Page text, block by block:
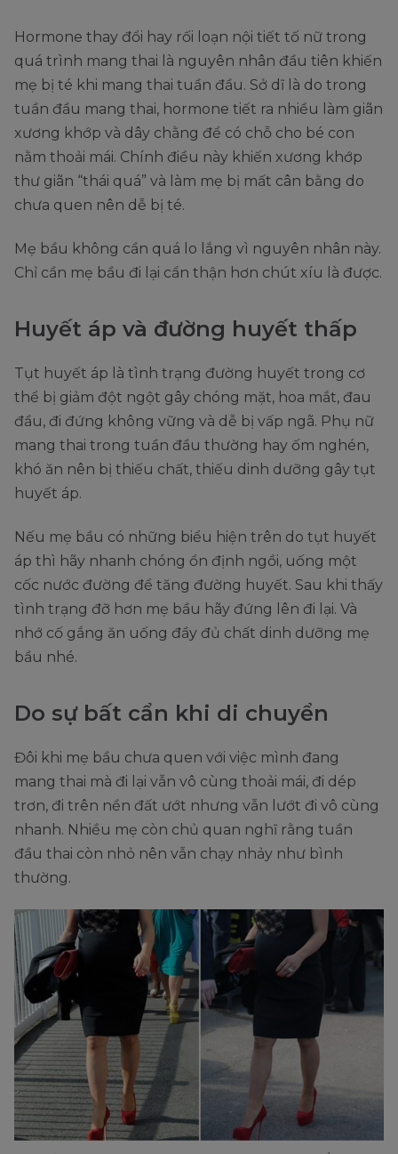
Hormone thay đổi hay rối loạn nội tiết tố nữ trong
quá trình mang thai là nguyên nhân đầu tiên khiến
mẹ bị té khi mang thai tuần đầu. Sở dĩ là do trong
tuần đầu mang thai, hormone tiết ra nhiều làm giãn
xương khớp và dây chằng để có chỗ cho bé con
nằm thoải mái. Chính điều này khiến xương khớp
thư giãn “thái quá” và làm mẹ bị mất cân bằng do
chưa quen nên dễ bị té.
Mẹ bầu không cần quá lo lắng vì nguyên nhân này.
Chỉ cần mẹ bầu đi lại cẩn thận hơn chút xíu là được.
Huyết áp và đường huyết thấp
Tụt huyết áp là tình trạng đường huyết trong cơ
thể bị giảm đột ngột gây chóng mặt, hoa mắt, đau
đầu, đi đứng không vững và dễ bị vấp ngã. Phụ nữ
mang thai trong tuần đầu thường hay ốm nghén,
khó ăn nên bị thiếu chất, thiếu dinh dưỡng gây tụt
huyết áp.
Nếu mẹ bầu có những biểu hiện trên do tụt huyết
áp thì hãy nhanh chóng ổn định ngồi, uống một
cốc nước đường để tăng đường huyết. Sau khi thấy
tình trạng đỡ hơn mẹ bầu hãy đứng lên đi lại. Và
nhớ cố gắng ăn uống đầy đủ chất dinh dưỡng mẹ
bầu nhé.
Do sự bất cẩn khi di chuyển
Đôi khi mẹ bầu chưa quen với việc mình đang
mang thai mà đi lại vẫn vô cùng thoải mái, đi dép
trơn, đi trên nền đất ướt nhưng vẫn lướt đi vô cùng
nhanh. Nhiều mẹ còn chủ quan nghĩ rằng tuần
đầu thai còn nhỏ nên vẫn chạy nhảy như bình
thường.